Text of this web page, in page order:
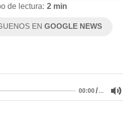
de lectura: 2 min
ENGOOGLE NEWS
00:00/…